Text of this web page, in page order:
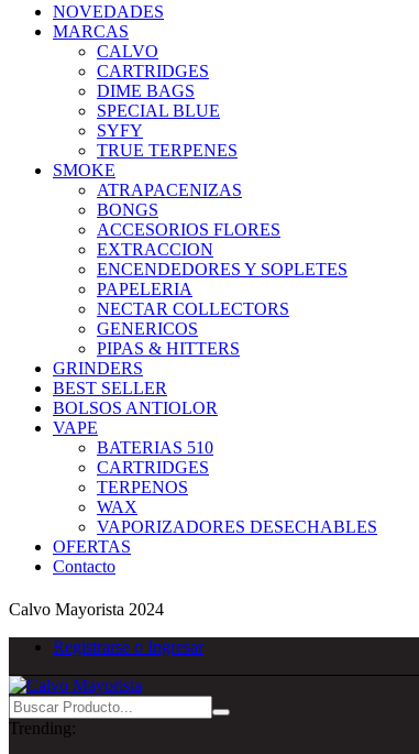
NOVEDADES
MARCAS
CALVO
CARTRIDGES
DIME BAGS
SPECIAL BLUE
SYFY
TRUE TERPENES
SMOKE
ATRAPACENIZAS
BONGS
ACCESORIOS FLORES
EXTRACCION
ENCENDEDORES Y SOPLETES
PAPELERIA
NECTAR COLLECTORS
GENERICOS
PIPAS & HITTERS
GRINDERS
BEST SELLER
BOLSOS ANTIOLOR
VAPE
BATERIAS 510
CARTRIDGES
TERPENOS
WAX
VAPORIZADORES DESECHABLES
OFERTAS
Contacto
Calvo Mayorista 2024
Registrarse o Ingresar
Trending: